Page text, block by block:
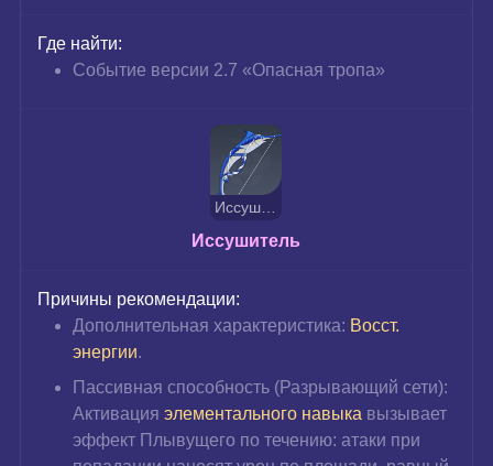
Где найти:
Событие версии 2.7 «Опасная тропа»
Иссушитель
Иссушитель
Причины рекомендации:
Дополнительная характеристика: Восст.
энергии.
Пассивная способность (Разрывающий сети):
Активация элементального навыка вызывает
эффект Плывущего по течению: атаки при